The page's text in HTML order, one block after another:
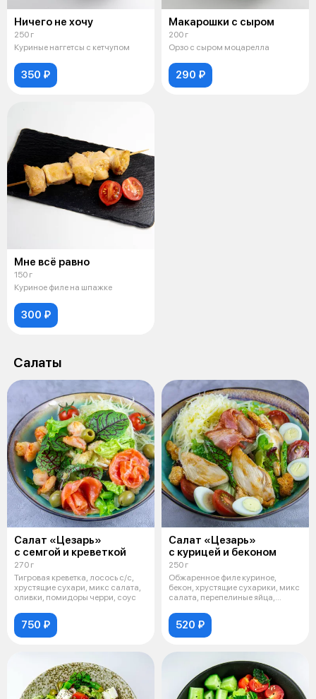
Ничего не хочу
250 г
Куриные наггетсы с кетчупом
350 ₽
Макарошки с сыром
200 г
Орзо с сыром моцарелла
290 ₽
Мне всё равно
150 г
Куриное филе на шпажке
300 ₽
Салаты
Салат «Цезарь»
с семгой и креветкой
270 г
Тигровая креветка, лосось с/с,
хрустящие сухари, микс салата,
оливки, помидоры черри, соус
750 ₽
Салат «Цезарь»
с курицей и беконом
250 г
Обжаренное филе куриное,
бекон, хрустящие сухарики, микс
салата, перепелиные яйца,
520 ₽